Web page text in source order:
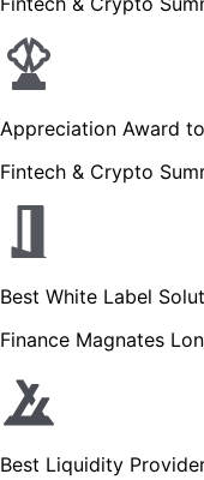
Appreciation Award
Fintech & Crypto
Best White Label
Finance Magnates
Best Liquidity